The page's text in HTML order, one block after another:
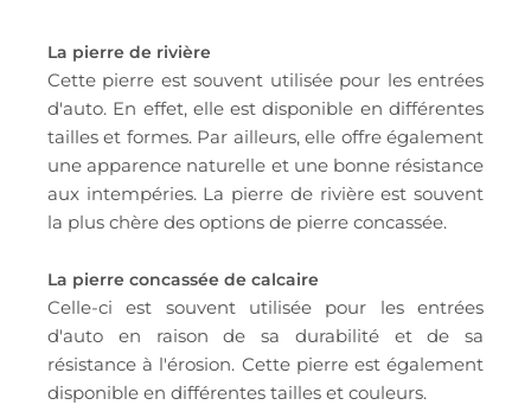
La pierre de rivière
Cette pierre est souvent utilisée pour les entrées
d'auto. En effet, elle est disponible en différentes
tailles et formes. Par ailleurs, elle offre également
une apparence naturelle et une bonne résistance
aux intempéries. La pierre de rivière est souvent
la plus chère des options de pierre concassée.
La pierre concassée de calcaire
Celle-ci est souvent utilisée pour les entrées
d'auto en raison de sa durabilité et de sa
résistance à l'érosion. Cette pierre est également
disponible en différentes tailles et couleurs.